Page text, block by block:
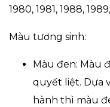
1980, 1981, 1988,
Màu tương sinh:
Màu đen: Màu
quyết liệt. Dựa
hành thì màu